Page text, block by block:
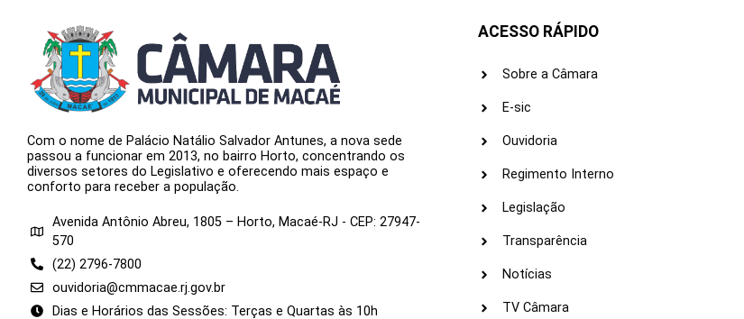
Com o nome de Palácio Natálio Salvador Antunes, a nova sede
passou a funcionar em 2013, no bairro Horto, concentrando os
diversos setores do Legislativo e oferecendo mais espaço e
conforto para receber a população.
Avenida Antônio Abreu, 1805 – Horto, Macaé-RJ - CEP: 27947-
570
(22) 2796-7800
ouvidoria@cmmacae.rj.gov.br
Dias e Horários das Sessões: Terças e Quartas às 10h
ACESSO RÁPIDO
Sobre a Câmara
E-sic
Ouvidoria
Regimento Interno
Legislação
Transparência
Notícias
TV Câmara